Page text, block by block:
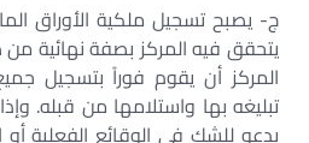
ج- يصبح تسجيل ملكية الأوراق
يتحقق فيه المركز بصفة نهائية
المركز أن يقوم فوراً بتسجيل
تبليغه بها واستلامها من قبله.
يدعو للشك في الوقائع الفعلية أو